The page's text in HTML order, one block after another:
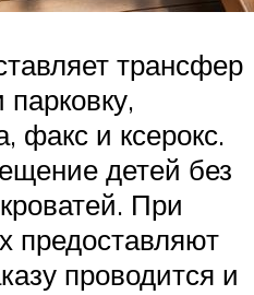
трансфер
факс и ксерокс.
детей без
При
предоставляют
проводится и